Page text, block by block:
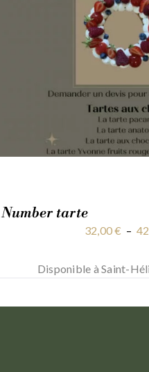
Number tarte
32,00€ –
Disponible à Saint-